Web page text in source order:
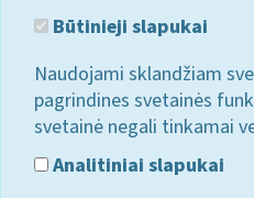
Būtinieji slapukai
Naudojami sklandžiam
pagrindines svetainės
svetainė negali tinkamai
Analitiniai slapukai